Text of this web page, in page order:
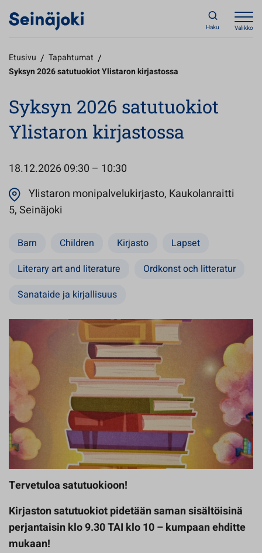
Haku Valikko
Etusivu / Tapahtumat /
Syksyn 2026 satutuokiot Ylistaron kirjastossa
Syksyn 2026 satutuokiot
Ylistaron kirjastossa
18.12.202609:30 – 10:30
Ylistaron monipalvelukirjasto, Kaukolanraitti
5, Seinäjoki
Barn Children Kirjasto
Lapset
Literary art and literature
Ordkonst och litteratur
Sanataide ja kirjallisuus
Tervetuloa satutuokioon!
Kirjaston satutuokiot pidetään saman sisältöisinä
perjantaisin klo 9.30 TAI klo 10 – kumpaan ehditte
mukaan!